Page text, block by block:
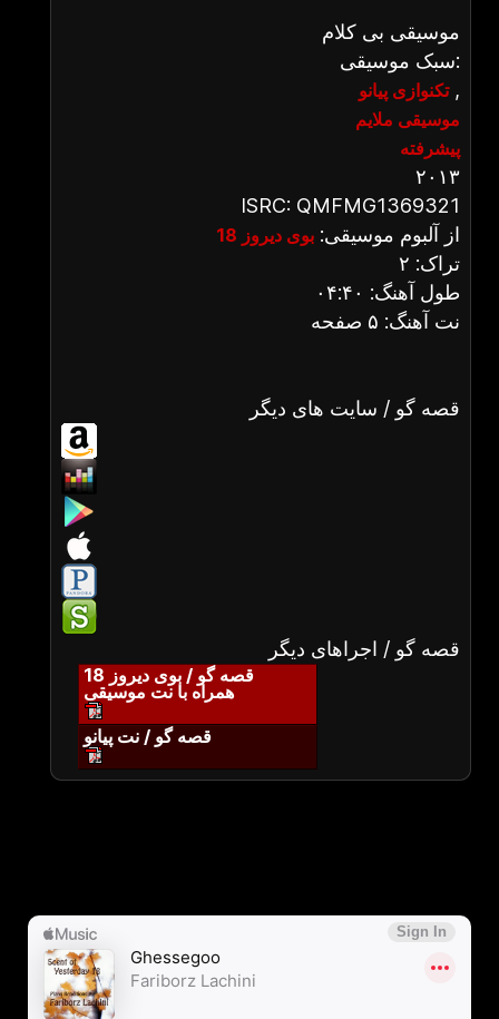
موسیقی بی کلام
سبک موسیقی:
تکنوازی پیانو,
موسیقی ملایم
پیشرفته
۲۰۱۳
ISRC: QMFMG1369321
از آلبوم موسیقی: بوی دیروز 18
تراک: ۲
طول آهنگ: ۰۴:۴۰
نت آهنگ: ۵ صفحه
قصه گو / سایت های دیگر
قصه گو / اجراهای دیگر
قصه گو / بوی دیروز 18
همراه با نت موسیقی
قصه گو / نت پیانو